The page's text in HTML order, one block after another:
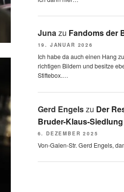
Junazu Fandoms der
19. JANUAR 2026
Ich habe da auch einen Hang
richtigen Bildern und besitze
Stiftebox.…
Gerd Engelszu Der
Bruder-Klaus-
6. DEZEMBER 2025
Von-Galen-Str. Gerd Engels,